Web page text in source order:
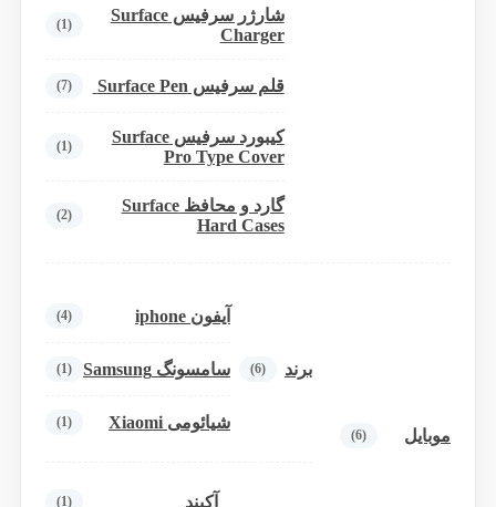
شارژر سرفیس Surface
Charger
(1)
قلم سرفیس Surface Pen (7)
کیبورد سرفیس Surface
Pro Type Cover
(1)
گارد و محافظ Surface
Hard Cases
(2)
موبایل (6)
برند (6)
آیفون iphone (4)
سامسونگ Samsung (1)
شیائومی Xiaomi (1)
آکبند (1)